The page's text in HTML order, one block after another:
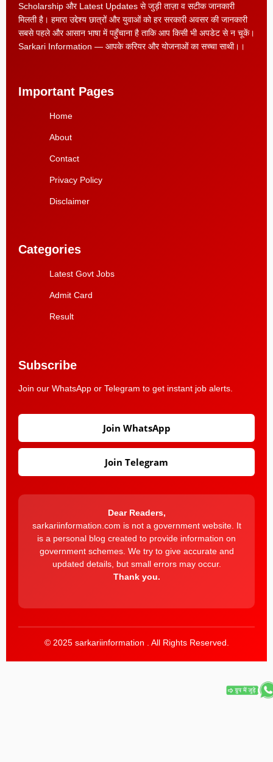
Scholarship और Latest Updates से जुड़ी ताज़ा व सटीक जानकारी
मिलती है। हमारा उद्देश्य छात्रों और युवाओं को हर सरकारी अवसर की जानकारी
सबसे पहले और आसान भाषा में पहुँचाना है ताकि आप किसी भी अपडेट से न चूकें।
Sarkari Information — आपके करियर और योजनाओं का सच्चा साथी।।
Important Pages
Home
About
Contact
Privacy Policy
Disclaimer
Categories
Latest Govt Jobs
Admit Card
Result
Subscribe
Join our WhatsApp or Telegram to get instant job alerts.
Join WhatsApp
Join Telegram
Dear Readers,
sarkariinformation.com is not a government website. It
is a personal blog created to provide information on
government schemes. We try to give accurate and
updated details, but small errors may occur.
Thank you.
© 2025 sarkariinformation . All Rights Reserved.